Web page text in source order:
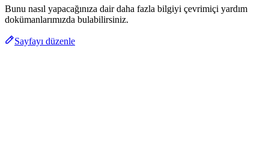
Bunu nasıl yapacağınıza dair daha fazla bilgiyi çevrimiçi yardım
dokümanlarımızda bulabilirsiniz.
Sayfayı düzenle